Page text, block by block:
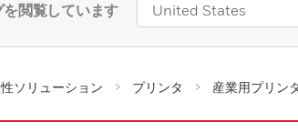
閲覧しています
ソリューション プリンタ 産業用プリン